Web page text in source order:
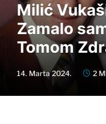
Milić
Zamalo
Tomom
14. Marta 2024. 2